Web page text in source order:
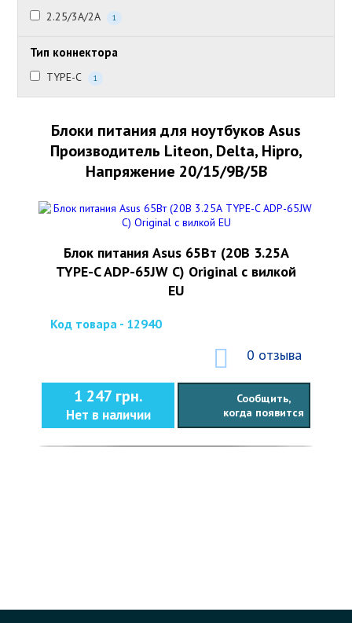
2.25/3А/2А 1
Тип коннектора
TYPE-C 1
Блоки питания для ноутбуков Asus
Производитель Liteon, Delta, Hipro,
Напряжение 20/15/9В/5В
Блок питания Asus 65Вт (20В 3.25А
TYPE-C ADP-65JW C) Original с вилкой
EU
Код товара - 12940
0 отзыва
1 247 грн.
Нет в наличии
Сообщить,
когда появится